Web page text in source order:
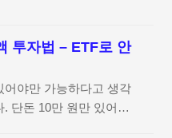
용: 개별 해외 주식을 사
성: 뉴욕증권거래소
한지, 그리고 투자 방법
. 1. ETF란 무엇인가
매매할 수 있는 투자
택하는 것이 아니라, 특
투자법 – ETF로 안
어야만 가능하다고 생각
단돈 10만 원만 있어도